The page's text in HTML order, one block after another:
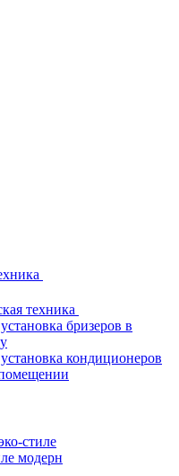
техника
бризеров в
кондиционеров
стиле
модерн